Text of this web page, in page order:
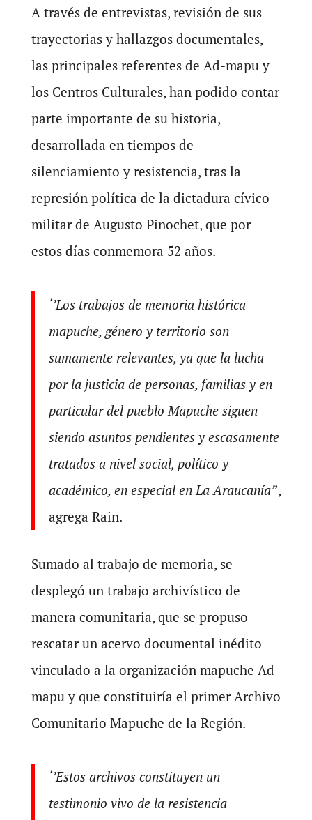
A través de entrevistas, revisión de sus
trayectorias y hallazgos documentales,
las principales referentes de Ad-mapu y
los Centros Culturales, han podido contar
parte importante de su historia,
desarrollada en tiempos de
silenciamiento y resistencia, tras la
represión política de la dictadura cívico
militar de Augusto Pinochet, que por
estos días conmemora 52 años.
‘’Los trabajos de memoria histórica
mapuche, género y territorio son
sumamente relevantes, ya que la lucha
por la justicia de personas, familias y en
particular del pueblo Mapuche siguen
siendo asuntos pendientes y escasamente
tratados a nivel social, político y
académico, en especial en La Araucanía’’,
agrega Rain.
Sumado al trabajo de memoria, se
desplegó un trabajo archivístico de
manera comunitaria, que se propuso
rescatar un acervo documental inédito
vinculado a la organización mapuche Ad-
mapu y que constituiría el primer Archivo
Comunitario Mapuche de la Región.
‘’Estos archivos constituyen un
testimonio vivo de la resistencia